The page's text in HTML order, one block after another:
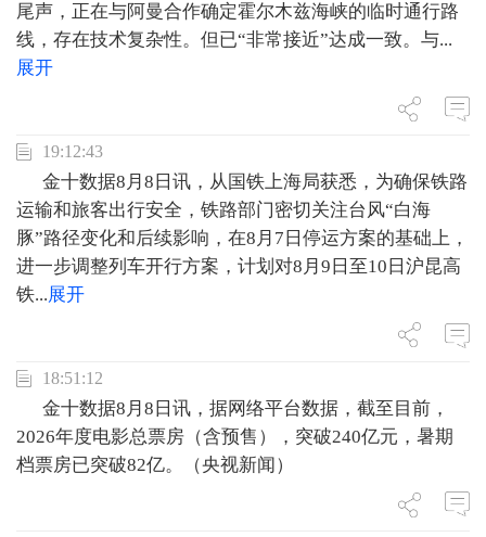
尾声，正在与阿曼合作确定霍尔木兹海峡的临时通行路
线，存在技术复杂性。但已“非常接近”达成一致。与...
展开
19:12:43
金十数据8月8日讯，从国铁上海局获悉，为确保铁路
运输和旅客出行安全，铁路部门密切关注台风“白海
豚”路径变化和后续影响，在8月7日停运方案的基础上，
进一步调整列车开行方案，计划对8月9日至10日沪昆高
铁...展开
18:51:12
金十数据8月8日讯，据网络平台数据，截至目前，
2026年度电影总票房（含预售），突破240亿元，暑期
档票房已突破82亿。（央视新闻）